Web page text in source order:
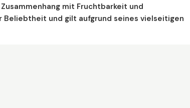
mit Fruchtbarkeit und
und gilt aufgrund seines vielseitigen